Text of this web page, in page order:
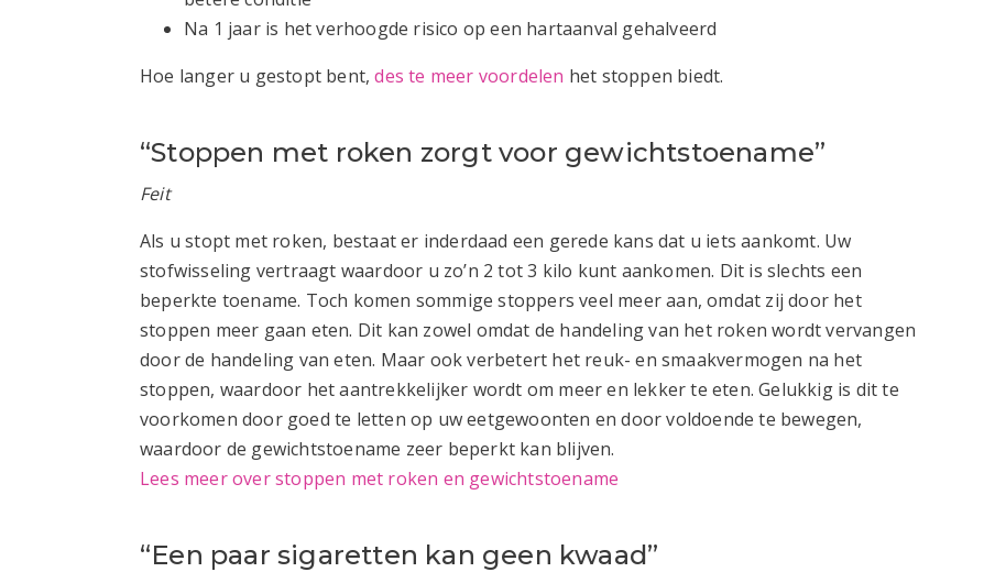
Na 1 jaar is het verhoogde risico op een hartaanval gehalveerd
Hoe langer u gestopt bent,des te meer voordelen het stoppen biedt.
“Stoppen met roken zorgt voor gewichtstoename”
Feit
Als u stopt met roken, bestaat er inderdaad een gerede kans dat u iets aankomt. Uw
stofwisseling vertraagt waardoor u zo’n 2 tot 3 kilo kunt aankomen. Dit is slechts een
beperkte toename. Toch komen sommige stoppers veel meer aan, omdat zij door het
stoppen meer gaan eten. Dit kan zowel omdat de handeling van het roken wordt vervangen
door de handeling van eten. Maar ook verbetert het reuk- en smaakvermogen na het
stoppen, waardoor het aantrekkelijker wordt om meer en lekker te eten. Gelukkig is dit te
voorkomen door goed te letten op uw eetgewoonten en door voldoende te bewegen,
waardoor de gewichtstoename zeer beperkt kan blijven.
Lees meer over stoppen met roken en gewichtstoename
“Een paar sigaretten kan geen kwaad”